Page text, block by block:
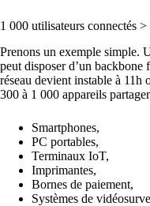
1 000 utilisateurs connectés
Prenons un exemple simple.
peut disposer d’un
réseau devient instable à 11h
300 à 1 000 appareils
Smartphones,
PC portables,
Terminaux IoT,
Imprimantes,
Bornes de paiement,
Systèmes de